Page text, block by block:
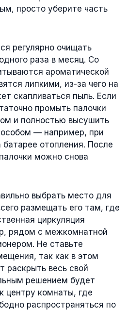
просто уберите часть
регулярно очищать
раза в месяц. Со
ароматической
липкими, из-за чего на
скапливаться пыль. Если
промыть палочки
и полностью высушить
— например, при
отопления. После
можно снова
выбрать место для
размещать его там, где
циркуляция
рядом с межкомнатной
Не ставьте
так как в этом
раскрыть весь свой
решением будет
центру комнаты, где
распространяться по